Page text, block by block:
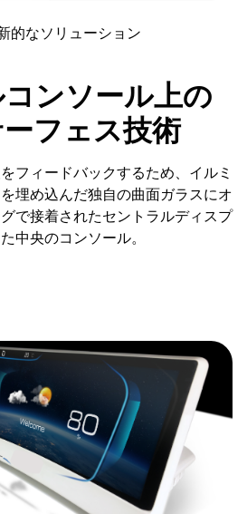
的なソリューション
ンソール上の
フェス技術
フィードバックするため、イルミ
埋め込んだ独自の曲面ガラスにオ
で接着されたセントラルディスプ
中央のコンソール。